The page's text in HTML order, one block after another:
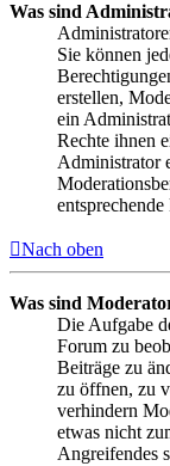
Was sind
Sie können
erstellen,
ein
Rechte ihnen
Administrator
Nach oben
Was sind
Die Aufgabe
Forum zu
Beiträge zu
zu öffnen, zu
verhindern
etwas nicht
Angreifendes